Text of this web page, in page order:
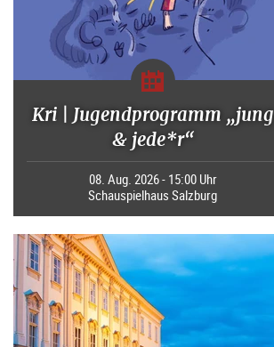
Kri | Jugendprogramm „jung
& jede*r“
08. Aug. 2026 - 15:00 Uhr
Schauspielhaus Salzburg